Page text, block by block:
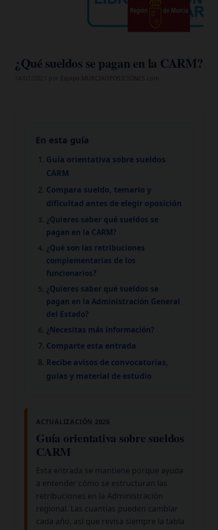
¿Qué sueldos se pagan en la CARM?
Equipo MURCIAOPOSICIONES.com
En esta guía
Guía orientativa sobre sueldos
CARM
Compara sueldo, temario y
dificultad antes de elegir oposición
¿Quieres saber qué sueldos se
pagan en la CARM?
¿Qué son las retribuciones
complementarias de los
funcionarios?
¿Quieres saber qué sueldos se
pagan en la Administración General
del Estado?
¿Necesitas más información?
Comparte esta entrada
Recibe avisos de convocatorias,
guías y material de estudio
ACTUALIZACIÓN 2026
Guía orientativa sobre sueldos
CARM
Esta entrada se mantiene porque ayuda
a entender cómo se estructuran las
retribuciones en la Administración
regional. Las cuantías pueden cambiar
cada año, así que revisa siempre la tabla